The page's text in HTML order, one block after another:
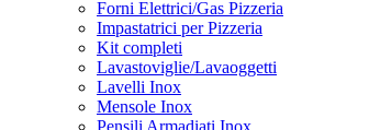
Forni Elettrici/Gas Pizzeria
Impastatrici per Pizzeria
Kit completi
Lavastoviglie/Lavaoggetti
Lavelli Inox
Mensole Inox
Pensili Armadiati Inox